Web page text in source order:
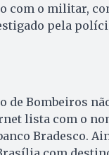
com o militar,
pela
de Bombeiros
lista com o
Bradesco.